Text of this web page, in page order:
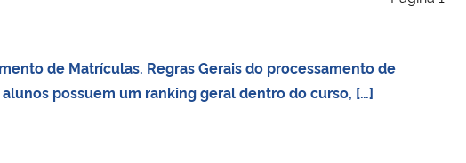
de Matrículas. Regras Gerais do processamento de
alunos possuem um ranking geral dentro do curso, […]